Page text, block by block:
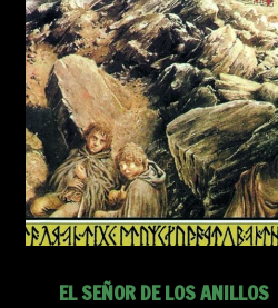
EL SEÑOR DE LOS ANILLOS